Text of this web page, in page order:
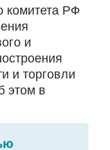
комитета РФ
и
и торговли
этом в